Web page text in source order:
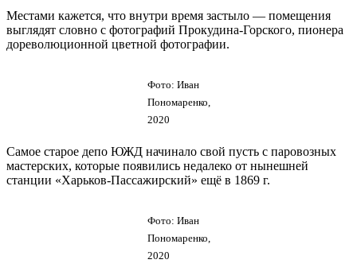
Местами кажется, что внутри время застыло — помещения
выглядят словно с фотографий Прокудина-Горского, пионера
дореволюционной цветной фотографии.
Фото: Иван
Пономаренко,
2020
Самое старое депо ЮЖД начинало свой пусть с паровозных
мастерских, которые появились недалеко от нынешней
станции «Харьков-Пассажирский» ещё в 1869 г.
Фото: Иван
Пономаренко,
2020